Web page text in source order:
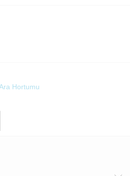
Hortumu